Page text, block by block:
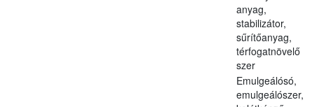
anyag,
stabilizátor,
sűrítőanyag,
térfogatnövelő
szer
Emulgeálósó,
emulgeálószer,